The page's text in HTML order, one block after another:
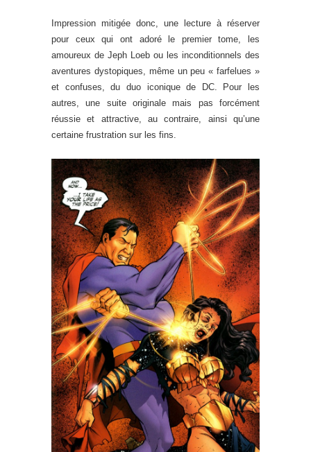
Impression mitigée donc, une lecture à réserver
pour ceux qui ont adoré le premier tome, les
amoureux de Jeph Loeb ou les inconditionnels des
aventures dystopiques, même un peu « farfelues »
et confuses, du duo iconique de DC. Pour les
autres, une suite originale mais pas forcément
réussie et attractive, au contraire, ainsi qu’une
certaine frustration sur les fins.